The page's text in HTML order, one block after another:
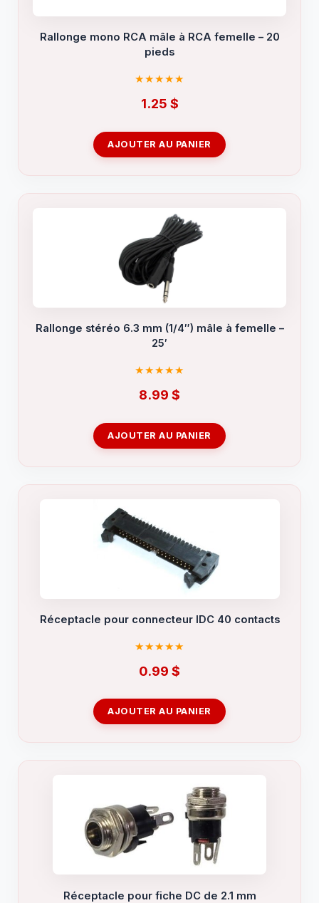
Rallonge mono RCA mâle à RCA femelle – 20
pieds
1.25 $
AJOUTER AU PANIER
Rallonge stéréo 6.3 mm (1/4″) mâle à femelle –
25′
8.99 $
AJOUTER AU PANIER
Réceptacle pour connecteur IDC 40 contacts
0.99 $
AJOUTER AU PANIER
Réceptacle pour fiche DC de 2.1 mm